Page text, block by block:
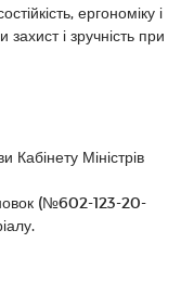
ергономіку і
і зручність при
Кабінету Міністрів
(№602-123-20-